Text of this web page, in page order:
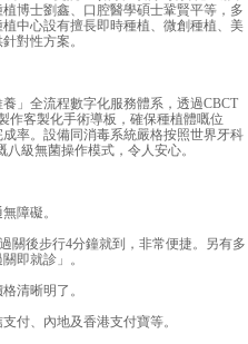
博士劉鑫、口腔醫學碩士鞏賢平等，多
中心設有擅長即時種植、微創種植、美
對性方案。
全流程數字化服務體系，透過CBCT
作客製化手術導板，確保種植體嘅位
率。設備同消毒系統嚴格按照世界牙科
級無菌操作模式，令人安心。
障礙。
後步行4分鐘就到，非常便捷。另有多
即就診」。
清晰明了。
、內地及香港支付寶等。